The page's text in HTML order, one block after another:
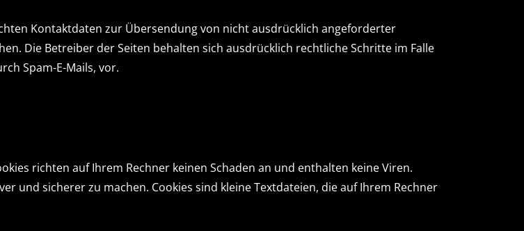
Kontaktdaten zur Übersendung von nicht ausdrücklich angeforderter
Die Betreiber der Seiten behalten sich ausdrücklich rechtliche Schritte im Falle
Spam-E-Mails, vor.
richten auf Ihrem Rechner keinen Schaden an und enthalten keine Viren.
und sicherer zu machen. Cookies sind kleine Textdateien, die auf Ihrem Rechner